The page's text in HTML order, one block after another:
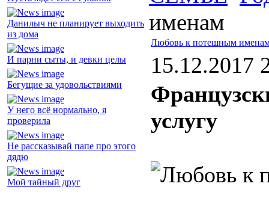
Данилыч не планирует выходить
из дома
И парни сыты, и девки целы
Бегущие за удовольствиями
У него всё нормально, я
проверила
Не рассказывай папе про этого
дядю
Мой тайный друг
именам
Любовь к потешным
15.12.2017
услугу